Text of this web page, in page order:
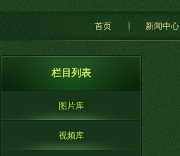
首页 新闻中心
栏目列表
图片库
视频库